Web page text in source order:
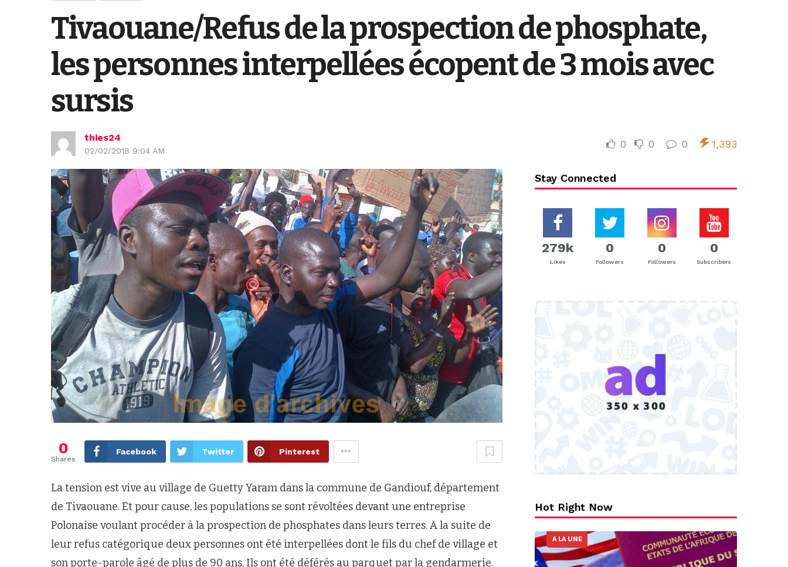
Tivaouane/Refus de la prospection de phosphate,
les personnes interpellées écopent de 3 mois avec
sursis
thies24
02/02/2018 9:04 AM
0 0 0 1,393
0
Shares
Facebook Twitter Pinterest
La tension est vive au village de Guetty Yaram dans la commune de Gandiouf, département
de Tivaouane. Et pour cause, les populations se sont révoltées devant une entreprise
Polonaise voulant procéder à la prospection de phosphates dans leurs terres. A la suite de
leur refus catégorique deux personnes ont été interpellées dont le fils du chef de village et
son porte-parole âgé de plus de 90 ans. Ils ont été déférés au parquet par la gendarmerie.
Stay Connected
279k
Likes
0
Followers
0
Followers
0
Subscribers
Hot Right Now
A LA UNE